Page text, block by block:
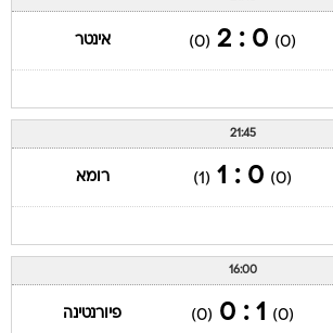
(0)
0 : 2
(0) אינטר
21:45
(0)
0 : 1
(1) רומא
16:00
(0)
1 : 0
(0) פיורנטינה